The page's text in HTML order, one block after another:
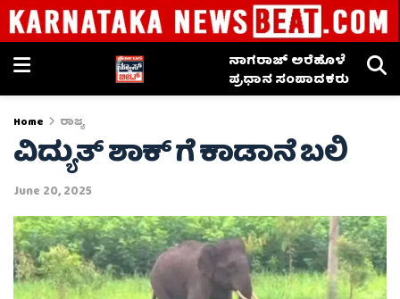
ನಾಗರಾಜ್ ಅರೆಹೊಳೆ
ಪ್ರಧಾನ ಸಂಪಾದಕರು
Home ರಾಜ್ಯ
ವಿದ್ಯುತ್ ಶಾಕ್ ಗೆ ಕಾಡಾನೆ ಬಲಿ
June 20, 2025